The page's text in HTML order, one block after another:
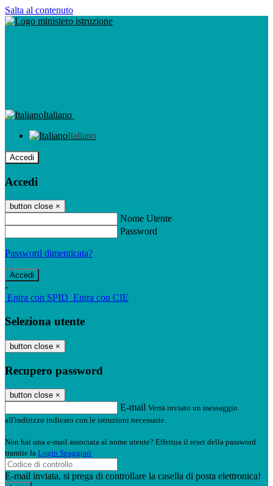
Salta al contenuto
Italiano
Italiano
Accedi
Accedi
button close ×
Nome Utente
Password
Password dimenticata?
-
Entra con SPID Entra con CIE
Seleziona utente
button close ×
Recupero password
button close ×
E-mail Verrà inviato un messaggio
all'indirizzo indicato con le istruzioni necessarie.
Non hai una e-mail associata al nome utente? Effettua il reset della password
tramite la Login Spaggiari
E-mail inviata, si prega di controllare la casella di posta elettronica!